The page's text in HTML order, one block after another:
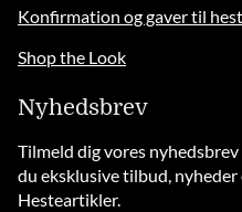
Konfirmation og gaver til
Shop the Look
Nyhedsbrev
Tilmeld dig vores nyhedsbrev
du eksklusive tilbud,
Hesteartikler.